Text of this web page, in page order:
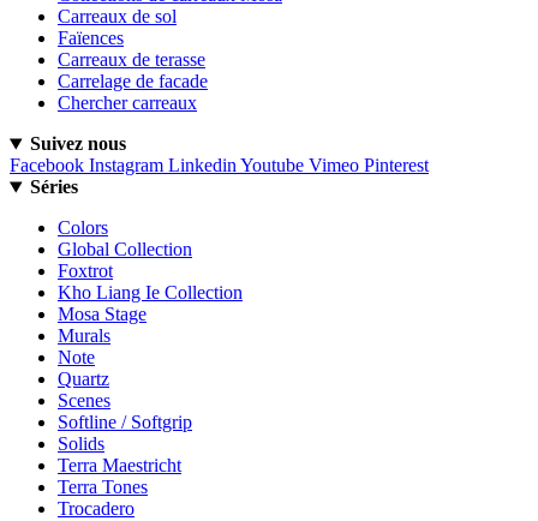
Carreaux de sol
Faïences
Carreaux de terasse
Carrelage de facade
Chercher carreaux
Suivez nous
Facebook Instagram Linkedin Youtube Vimeo Pinterest
Séries
Colors
Global Collection
Foxtrot
Kho Liang Ie Collection
Mosa Stage
Murals
Note
Quartz
Scenes
Softline / Softgrip
Solids
Terra Maestricht
Terra Tones
Trocadero